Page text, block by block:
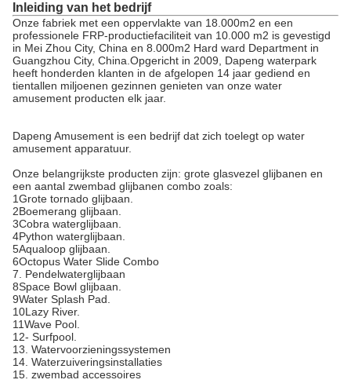
Inleiding van het bedrijf
Onze fabriek met een oppervlakte van 18.000m2 en een
professionele FRP-productiefaciliteit van 10.000 m2 is gevestigd
in Mei Zhou City, China en 8.000m2 Hard ward Department in
Guangzhou City, China.Opgericht in 2009, Dapeng waterpark
heeft honderden klanten in de afgelopen 14 jaar gediend en
tientallen miljoenen gezinnen genieten van onze water
amusement producten elk jaar.
Dapeng Amusement is een bedrijf dat zich toelegt op water
amusement apparatuur.
Onze belangrijkste producten zijn: grote glasvezel glijbanen en
een aantal zwembad glijbanen combo zoals:
1Grote tornado glijbaan.
2Boemerang glijbaan.
3Cobra waterglijbaan.
4Python waterglijbaan.
5Aqualoop glijbaan.
6Octopus Water Slide Combo
7. Pendelwaterglijbaan
8Space Bowl glijbaan.
9Water Splash Pad.
10Lazy River.
11Wave Pool.
12- Surfpool.
13. Watervoorzieningssystemen
14. Waterzuiveringsinstallaties
15. zwembad accessoires